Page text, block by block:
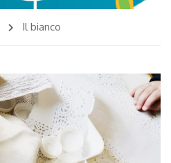
Il bianco